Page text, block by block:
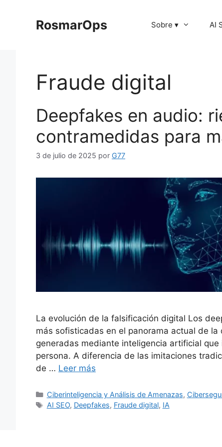
contenidoRosmarOps Sobre ▾ AI
Fraude digital
Deepfakes en audio:
contramedidas para
3 de julio de 2025 por G77
La evolución de la falsificación digital Los
más sofisticadas en el panorama actual de
generadas mediante inteligencia artificial
persona. A diferencia de las imitaciones
de … Leer más
Categorías
Ciberinteligencia y Análisis de Amenazas,
Etiquetas
AI SEO, Deepfakes, Fraude digital, IA